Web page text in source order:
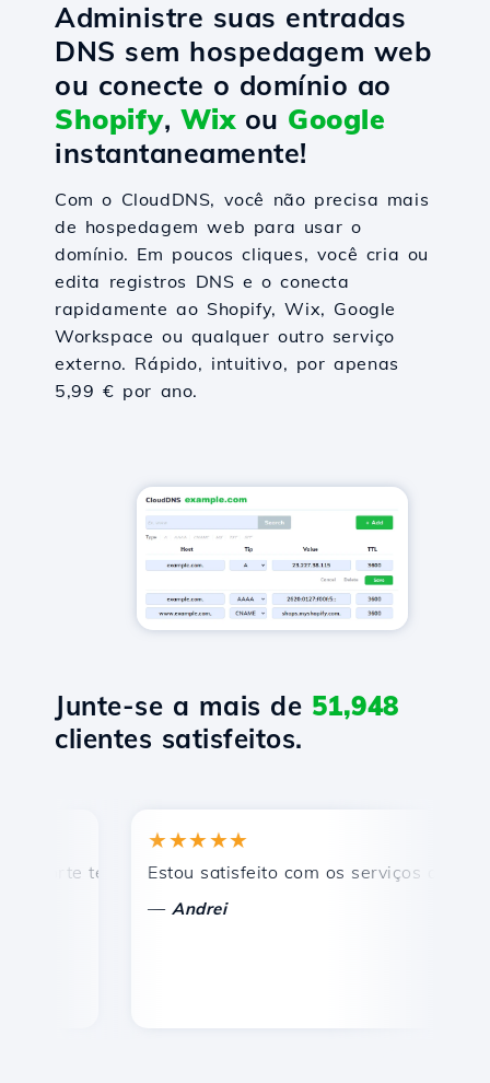
Administre suas entradas
DNS sem hospedagem web
ou conecte o domínio ao
Shopify, Wixou Google
instantaneamente!
Com o CloudDNS, você não precisa mais
de hospedagem web para usar o
domínio. Em poucos cliques, você cria ou
edita registros DNS e o conecta
rapidamente ao Shopify, Wix, Google
Workspace ou qualquer outro serviço
externo. Rápido, intuitivo, por apenas
5,99 € por ano.
Junte-se a mais de 51,948
clientes satisfeitos.
técnico rápido e eficiente.
★★★★★
Estou satisfeito com os serviços oferecidos
Andrei